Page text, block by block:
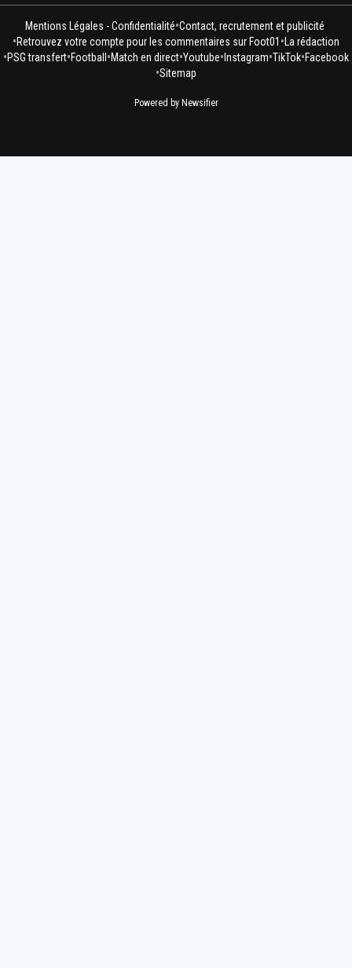
Mentions Légales - Confidentialité•Contact, recrutement et publicité
•Retrouvez votre compte pour les commentaires sur Foot01 •La rédaction
•PSG transfert•Football•Match en direct•Youtube•Instagram•TikTok•Facebook
•Sitemap
Powered by Newsifier